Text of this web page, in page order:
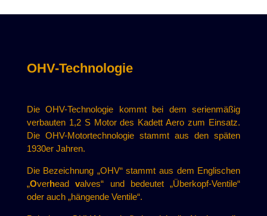
OHV-Technologie
Die OHV-Technologie kommt bei dem serienmäßig
verbauten 1,2 S Motor des Kadett Aero zum Einsatz.
Die OHV-Motortechnologie stammt aus den späten
1930er Jahren.
Die Bezeichnung „OHV“ stammt aus dem Englischen
„Overheadvalves“ und bedeutet „Überkopf-Ventile“
oder auch „hängende Ventile“.